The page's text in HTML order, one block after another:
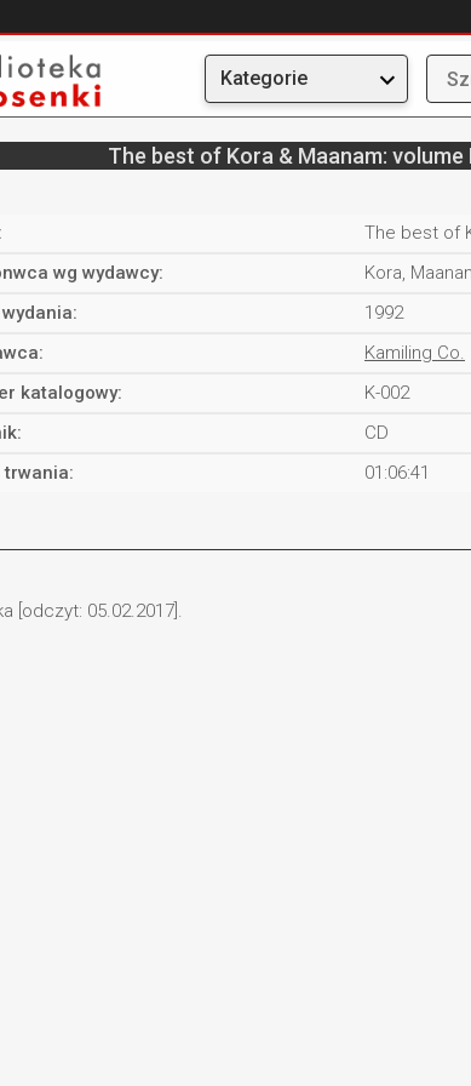
Kategorie
The best of Kora & Maanam: volume I
The best of
wg wydawcy:
Kora,
1992
Kamiling Co.
katalogowy:
K-002
CD
trwania:
01:06:41
[odczyt: 05.02.2017].